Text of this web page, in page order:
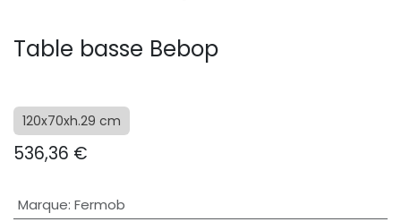
Table basse Bebop
120x70xh.29 cm
536,36 €
Marque: Fermob